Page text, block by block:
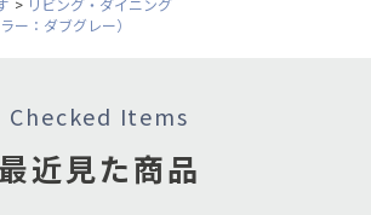
ー：ダブグレー）
Checked Items
最近見た商品